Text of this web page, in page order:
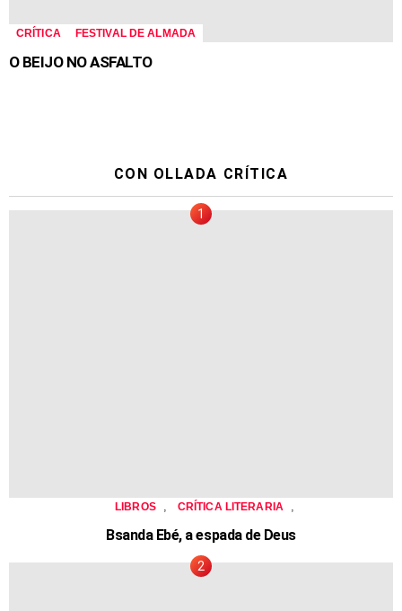
CRÍTICA FESTIVAL DE ALMADA
O BEIJO NO ASFALTO
CON OLLADA CRÍTICA
LIBROS CRÍTICA LITERARIA
Bsanda Ebé, a espada de Deus